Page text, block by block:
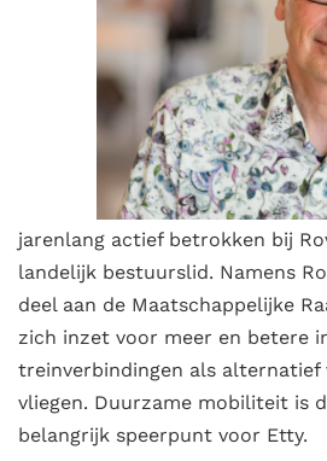
jarenlang actief betrokken bij
landelijk bestuurslid. Namens
deel aan de Maatschappelijke
zich inzet voor meer en betere
treinverbindingen als alternatief
vliegen. Duurzame mobiliteit is
belangrijk speerpunt voor Etty.